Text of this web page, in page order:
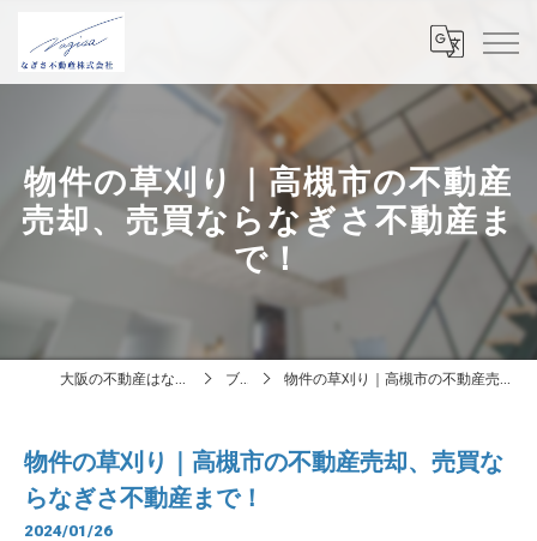
物件の草刈り｜高槻市の不動産
売却、売買ならなぎさ不動産ま
で！
大阪の不動産はなぎさ不動産株式会社 ブログ 物件の草刈り｜高槻市の不動産売却、売買ならなぎさ不動産まで！
物件の草刈り｜高槻市の不動産売却、売買な
らなぎさ不動産まで！
2024/01/26